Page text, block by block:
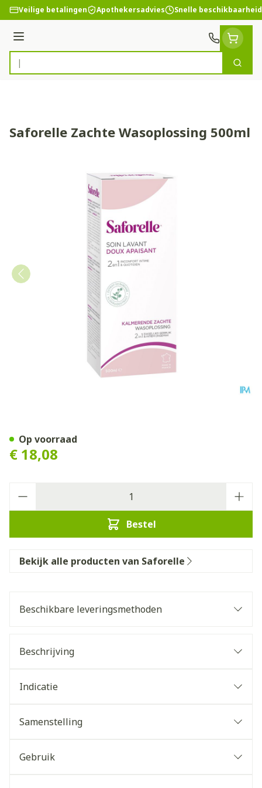
Ga naar de inhoud
Veilige betalingen Apothekersadvies Snelle beschikbaarheid
Menu
Product, merk, categorie...
Zoek
Saforelle Zachte Wasoplossing 500ml
€ 18,08
Bestel
Op voorraad
Bekijk alle producten van Saforelle
Beschikbare leveringsmethoden
Beschrijving
Indicatie
Samenstelling
Gebruik